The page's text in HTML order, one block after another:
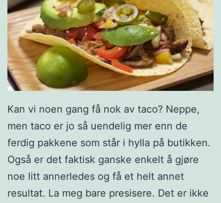
s
t
e
r
t
l
l
u
n
c
h
Kan vi noen gang få nok av taco? Neppe,
men taco er jo så uendelig mer enn de
ferdig pakkene som står i hylla på butikken.
Også er det faktisk ganske enkelt å gjøre
noe litt annerledes og få et helt annet
resultat. La meg bare presisere. Det er ikke